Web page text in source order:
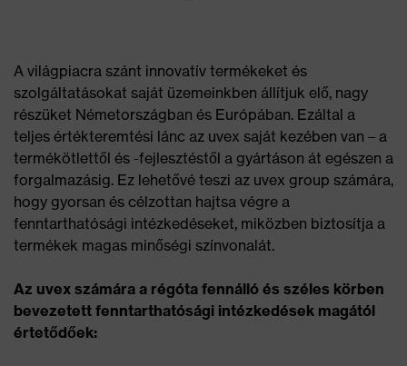
A világpiacra szánt innovatív termékeket és
szolgáltatásokat saját üzemeinkben állítjuk elő, nagy
részüket Németországban és Európában. Ezáltal a
teljes értékteremtési lánc az uvex saját kezében van – a
termékötlettől és -fejlesztéstől a gyártáson át egészen a
forgalmazásig. Ez lehetővé teszi az uvex group számára,
hogy gyorsan és célzottan hajtsa végre a
fenntarthatósági intézkedéseket, miközben biztosítja a
termékek magas minőségi színvonalát.
Az uvex számára a régóta fennálló és széles körben
bevezetett fenntarthatósági intézkedések magától
értetődőek: